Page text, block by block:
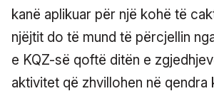
kanë aplikuar për një kohë të
njëjtit do të mund të përcjellin
e KQZ-së qoftë ditën e
aktivitet që zhvillohen në qendra